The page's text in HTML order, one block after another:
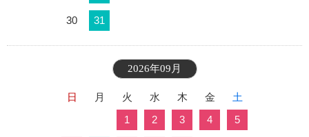
30 31
2026年09月
日 月 火 水 木 金
土
1
2 3 4 5